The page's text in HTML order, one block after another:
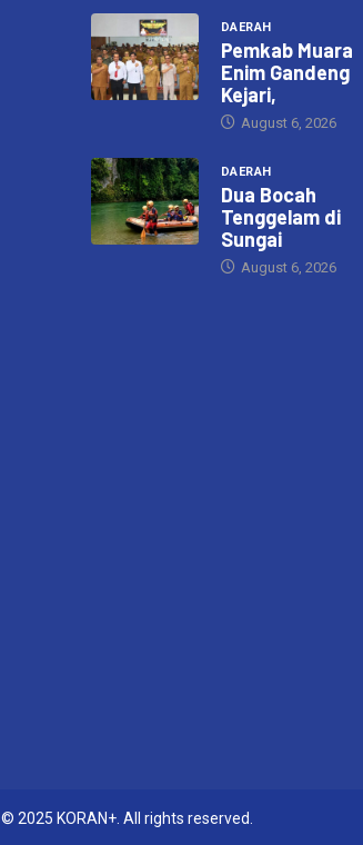
DAERAH
Pemkab Muara
Enim Gandeng
Kejari,
August 6, 2026
DAERAH
Dua Bocah
Tenggelam di
Sungai
August 6, 2026
© 2025 KORAN+. All rights reserved.